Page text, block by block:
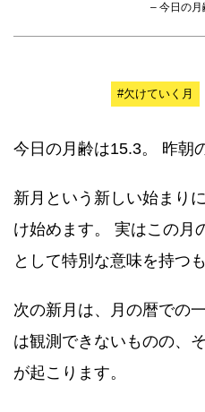
– 今日の月
#欠けていく月
今日の月齢は15.3。 昨朝
新月という新しい始まり
け始めます。 実はこの月
として特別な意味を持つも
次の新月は、月の暦での
は観測できないものの、
が起こります。